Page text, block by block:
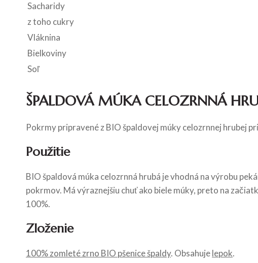
Sacharidy
z toho cukry
Vláknina
Bielkoviny
Soľ
ŠPALDOVÁ MÚKA CELOZRNNÁ
Pokrmy pripravené z BIO špaldovej múky celozrnnej hrubej
Použitie
BIO špaldová múka celozrnná hrubá je vhodná na výrobu
pokrmov. Má výraznejšiu chuť ako biele múky, preto na
100%.
Zloženie
100% zomleté zrno BIO pšenice špaldy. Obsahujelepok.